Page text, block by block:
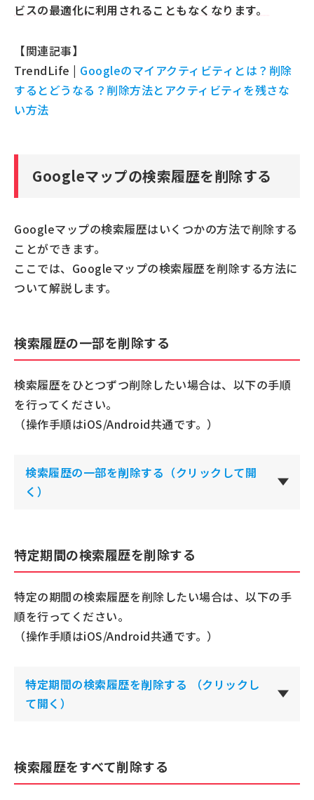
ビスの最適化に利用されることもなくなります。
【関連記事】
TrendLife | Googleのマイアクティビティとは？削除
するとどうなる？削除方法とアクティビティを残さな
い方法
Googleマップの検索履歴を削除する
Googleマップの検索履歴はいくつかの方法で削除する
ことができます。
ここでは、Googleマップの検索履歴を削除する方法に
ついて解説します。
検索履歴の一部を削除する
検索履歴をひとつずつ削除したい場合は、以下の手順
を行ってください。
（操作手順はiOS/Android共通です。）
検索履歴の一部を削除する（クリックして開
く）
特定期間の検索履歴を削除する
特定の期間の検索履歴を削除したい場合は、以下の手
順を行ってください。
（操作手順はiOS/Android共通です。）
特定期間の検索履歴を削除する （クリックし
て開く）
検索履歴をすべて削除する